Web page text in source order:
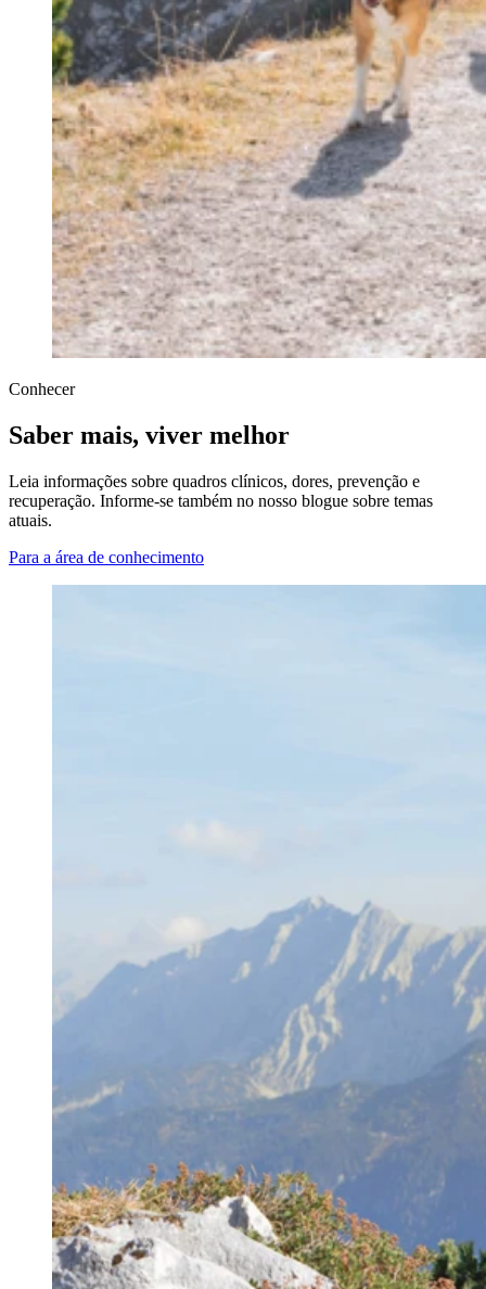
Conhecer
Saber mais, viver melhor
Leia informações sobre quadros clínicos, dores, prevenção e
recuperação. Informe-se também no nosso blogue sobre temas
atuais.
Para a área de conhecimento